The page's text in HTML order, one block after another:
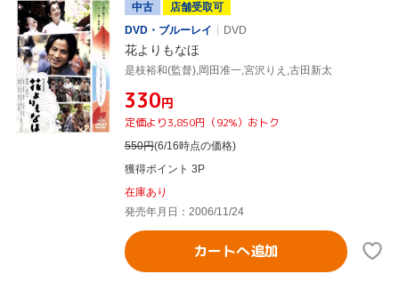
中古
店舗受取可
DVD・ブルーレイ
DVD
花よりもなほ
是枝裕和(監督),岡田准一,宮沢りえ,古田新太
¥330円
定価より3,850円（92%）おトク
550円(6/16時点の価格)
獲得ポイント 3P
在庫あり
発売年月日：2006/11/24
カートへ追加